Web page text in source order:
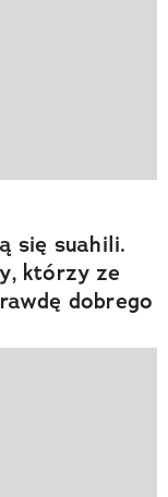
się suahili.
którzy ze
dobrego